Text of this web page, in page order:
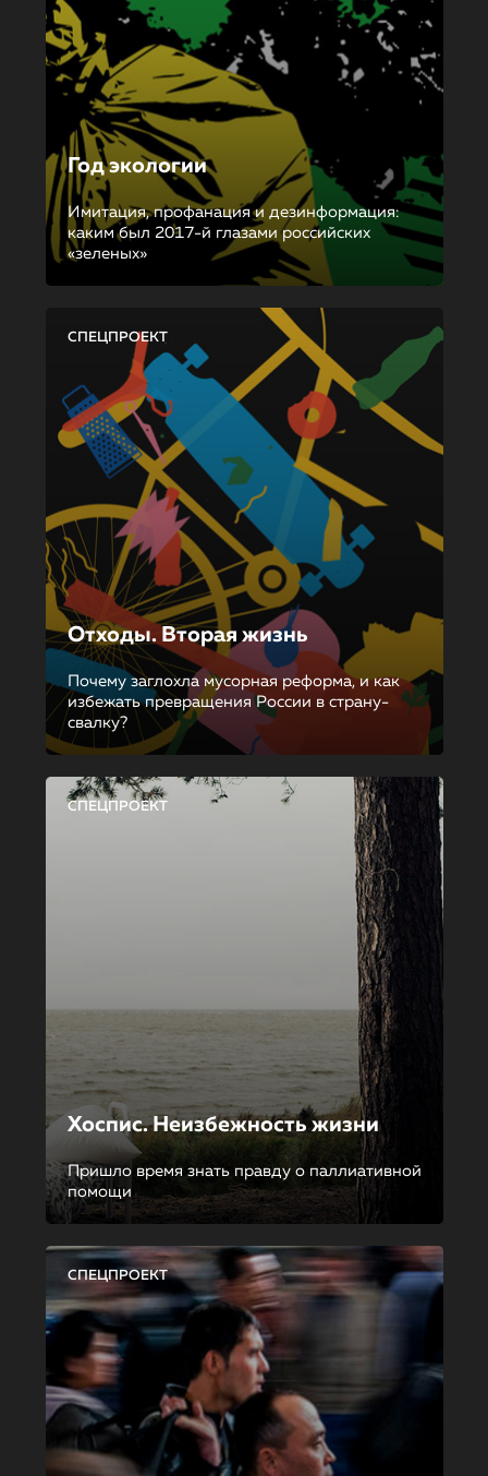
Год экологии
Имитация, профанация и дезинформация:
каким был 2017-й глазами российских
«зеленых»
СПЕЦПРОЕКТ
Отходы. Вторая жизнь
Почему заглохла мусорная реформа, и как
избежать превращения России в страну-
свалку?
СПЕЦПРОЕКТ
Хоспис. Неизбежность жизни
Пришло время знать правду о паллиативной
помощи
СПЕЦПРОЕКТ